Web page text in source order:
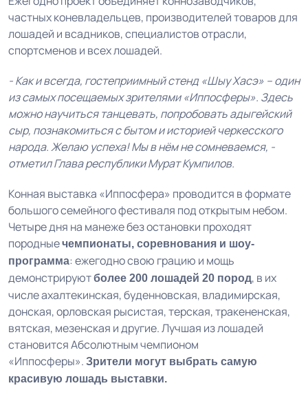
частных коневладельцев, производителей товаров для
лошадей и всадников, специалистов отрасли,
спортсменов и всех лошадей.
-Как и всегда, гостеприимный стенд «Шыу Хасэ» – один
из самых посещаемых зрителями «Иппосферы». Здесь
можно научиться танцевать, попробовать адыгейский
сыр, познакомиться с бытом и историей черкесского
народа.Желаю успеха! Мы в нём не сомневаемся, -
отметил Глава республики Мурат Кумпилов.
Конная выставка «Иппосфера» проводится в формате
большого семейного фестиваля под открытым небом.
Четыре дня на манеже без остановки проходят
породныечемпионаты, соревнования и шоу-
программа: ежегодно свою грацию и мощь
демонстрируютболее 200 лошадей 20 пород, в их
числе ахалтекинская, буденновская, владимирская,
донская, орловская рысистая, терская, тракененская,
вятская, мезенская и другие. Лучшая из лошадей
становится Абсолютным чемпионом
«Иппосферы». Зрители могут выбрать самую
красивую лошадь выставки.